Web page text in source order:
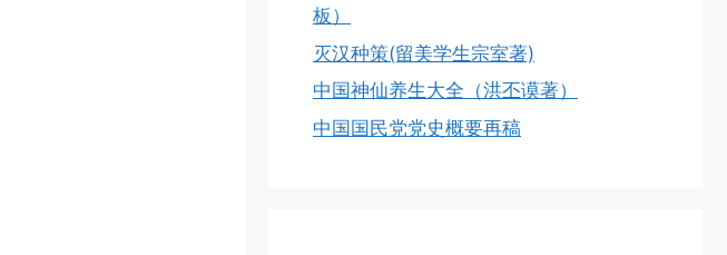
板）
灭汉种策(留美学生宗室著)
中国神仙养生大全（洪丕谟著）
中国国民党党史概要再稿